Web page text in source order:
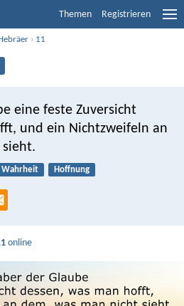
Themen Registrieren
› 11
eine feste Zuversicht
und ein Nichtzweifeln an
Wahrheit Hoffnung
online